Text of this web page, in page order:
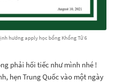
hướng apply học bổng Khổng Tử 6
phải hối tiếc như mình nhé !
hẹn Trung Quốc vào một ngày